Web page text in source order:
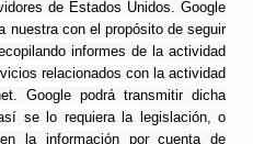
de Estados Unidos. Google
nuestra con el propósito de seguir
informes de la actividad
relacionados con la actividad
Google podrá transmitir dicha
se lo requiera la legislación, o
la información por cuenta de